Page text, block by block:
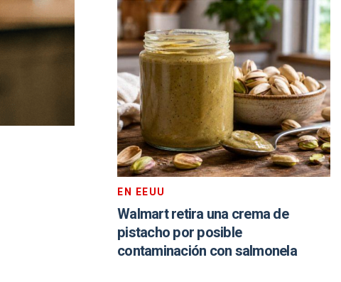
EN EEUU
Walmart retira una crema de
pistacho por posible
contaminación con salmonela